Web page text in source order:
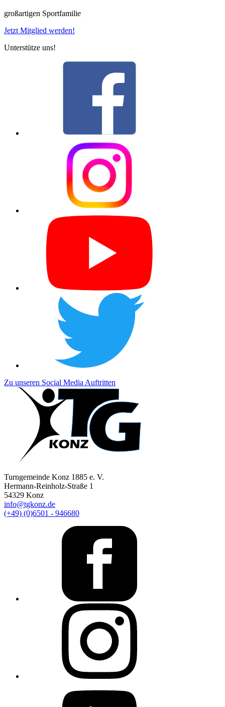
großartigen Sportfamilie
Jetzt Mitglied werden!
Unterstütze uns!
Zu unseren Social Media Auftritten
Turngemeinde Konz 1885 e. V.
Hermann-Reinholz-Straße 1
54329 Konz
info@tgkonz.de
(+49) (0)6501 - 946680